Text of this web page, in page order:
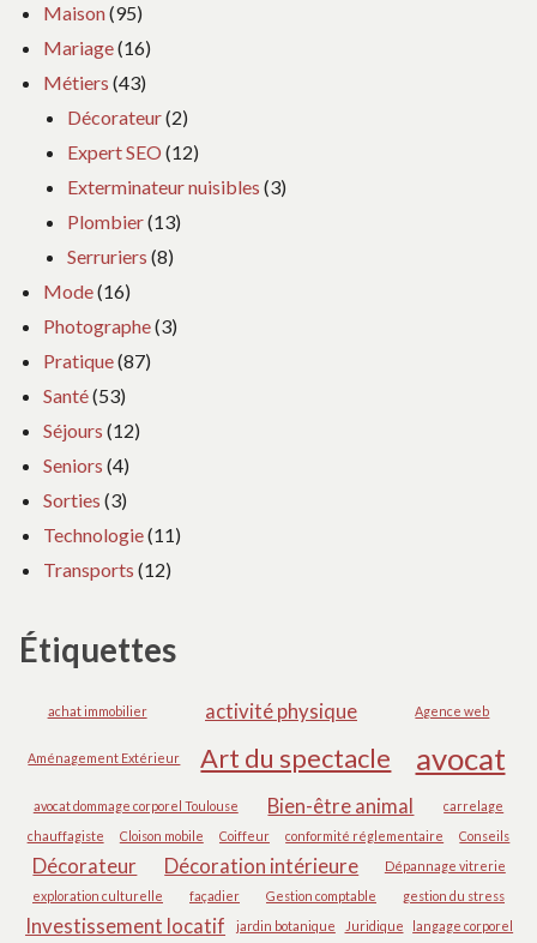
Maison(95)
Mariage(16)
Métiers (43)
Décorateur(2)
Expert SEO (12)
Exterminateur nuisibles (3)
Plombier(13)
Serruriers (8)
Mode(16)
Photographe(3)
Pratique(87)
Santé(53)
Séjours (12)
Seniors (4)
Sorties (3)
Technologie(11)
Transports (12)
Étiquettes
achat immobilier activité physique Agence web
Aménagement Extérieur Art du spectacle avocat
avocat dommage corporel Toulouse Bien-être animal
carrelage
chauffagiste
Cloison mobile Coiffeur conformité réglementaire Conseils
Décorateur Décoration intérieure
Dépannage vitrerie
exploration culturelle
façadier Gestion comptable gestion du stress
Investissement locatif jardin botanique Juridique langage corporel